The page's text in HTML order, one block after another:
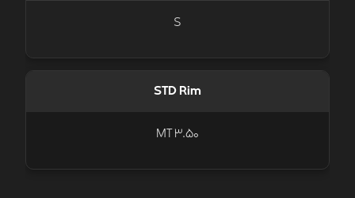
S
STD Rim
MT 3.50